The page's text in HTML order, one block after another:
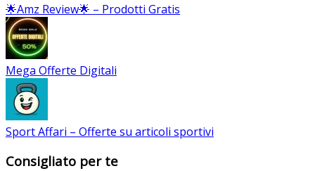
🌟Amz Review🌟 – Prodotti Gratis
Mega Offerte Digitali
Sport Affari – Offerte su articoli sportivi
Consigliato per te